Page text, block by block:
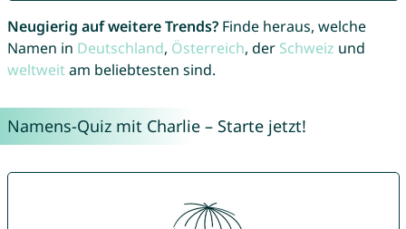
Neugierig auf weitere Trends?Finde heraus, welche
Namen in Deutschland, Österreich, der Schweiz und
weltweitam beliebtesten sind.
Namens-Quiz mit Charlie – Starte jetzt!